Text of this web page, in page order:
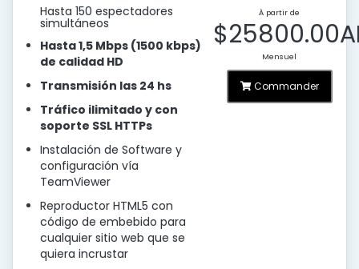
Hasta 150 espectadores
simultáneos
Hasta 1,5 Mbps (1500 kbps)
de calidad HD
Transmisión las 24 hs
Tráfico ilimitado y con
soporte SSL HTTPs
Instalación de Software y
configuración vía
TeamViewer
Reproductor HTML5 con
código de embebido para
cualquier sitio web que se
quiera incrustar
À partir de
Mensuel
Commander